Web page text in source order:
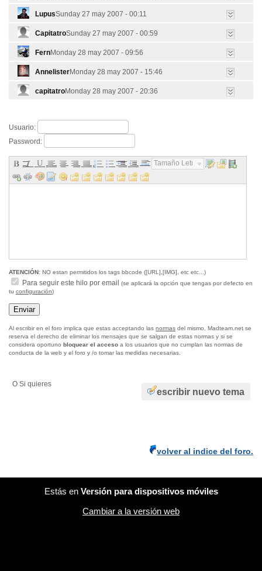
LupusSunday 27 may 2007 - 00:11
CapitatroSunday 27 may 2007 - 00:59
FernMonday 28 may 2007 - 09:56
AnnelisterMonday 28 may 2007 - 15:46
capitatroMonday 28 may 2007 - 20:36
Usuario:
Password:
Tamaño Letra...
ATENCIÓN: NO estan permitidos los tags bbcode ([URL],[IMG], etc etc...)
Para seguir este hilo por email
(se aplicará la opción que tengas por defecto en
tu configuración)
Al escribir en el foro implica que estas acceptando las normas del mismo, Madteam.net se
reserva el derecho de eliminar los mensajes que se salgan de estas normas y si se
considera oportuno bloquear el acceso a los usuarios que no cumplan las normas de
conducta de la web y el foro y /o tomar las medidas necesarias.
escribir nuevo tema
O Si quieres
volver al indice del foro.
Estás en Versión para dispositivos móviles
Cambiar a la versión web